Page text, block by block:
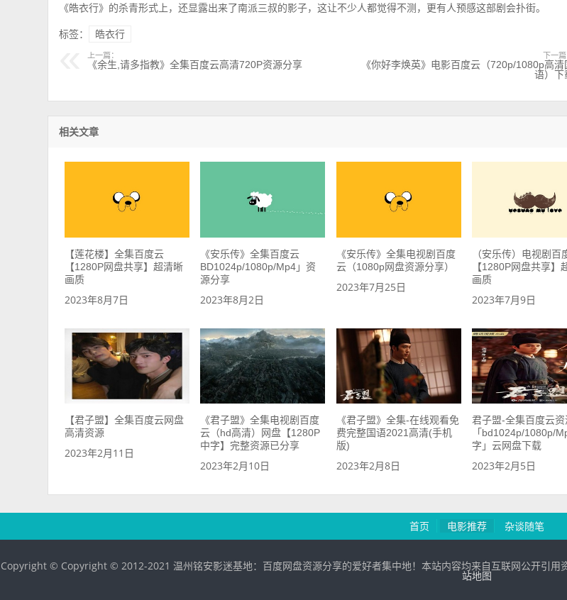
《皓衣行》的杀青形式上，还显露出来了南派三叔的影子，这让不少人都觉得不测，更有人预感这部剧会扑街。
标签：
皓衣行
上一篇：
《余生,请多指教》全集百度云高清720P资源分享
下一篇
《你好李焕英》电影百度云（720p/1080p高清
语）下
相关文章
【莲花楼】全集百度云
【1280P网盘共享】超清晰
画质
2023年8月7日
《安乐传》全集百度云
BD1024p/1080p/Mp4」资
源分享
2023年8月2日
《安乐传》全集电视剧百度
云（1080p网盘资源分享）
2023年7月25日
（安乐传）电视剧百
【1280P网盘共享】
画质
2023年7月9日
【君子盟】全集百度云网盘
高清资源
2023年2月11日
《君子盟》全集电视剧百度
云（hd高清）网盘【1280P
中字】完整资源已分享
2023年2月10日
《君子盟》全集-在线观看免
费完整国语2021高清(手机
版)
2023年2月8日
君子盟-全集百度云资
「bd1024p/1080p/
字」云网盘下载
2023年2月5日
首页 电影推荐 杂谈随笔
Copyright © Copyright © 2012-2021 温州铭安影迷基地：百度网盘资源分享的爱好者集中地！本站内容均来自互联网公开引用
站地图